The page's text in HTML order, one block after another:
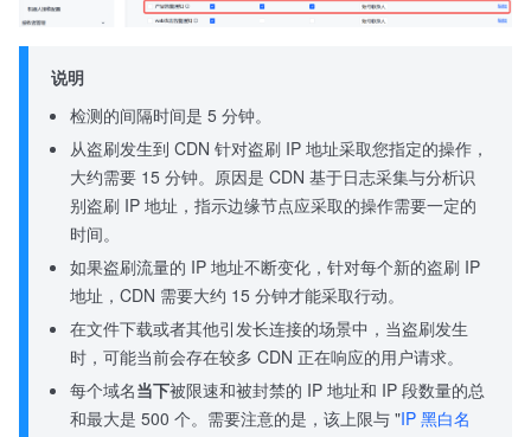
说明
检测的间隔时间是 5 分钟。
从盗刷发生到 CDN 针对盗刷 IP 地址采取您指定的操作，
大约需要 15 分钟。原因是 CDN 基于日志采集与分析识
别盗刷 IP 地址，指示边缘节点应采取的操作需要一定的
时间。
如果盗刷流量的 IP 地址不断变化，针对每个新的盗刷 IP
地址，CDN 需要大约 15 分钟才能采取行动。
在文件下载或者其他引发长连接的场景中，当盗刷发生
时，可能当前会存在较多 CDN 正在响应的用户请求。
每个域名当下被限速和被封禁的 IP 地址和 IP 段数量的总
和最大是 500 个。需要注意的是，该上限与 "IP 黑白名